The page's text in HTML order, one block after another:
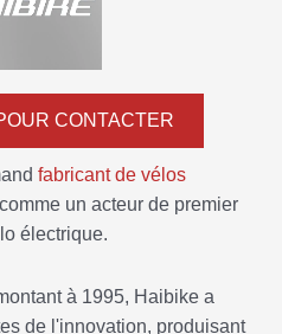
CONTACTER
fabricant de vélos
un acteur de premier
électrique.
à 1995, Haibike a
de l'innovation, produisant